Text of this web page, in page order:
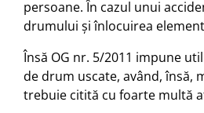
persoane. În cazul unui
drumului și înlocuirea
Însă OG nr. 5/2011 impune
de drum uscate, având, însă,
trebuie citită cu foarte multă